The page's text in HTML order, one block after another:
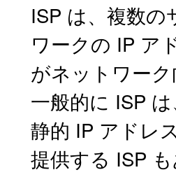
ISP は、複数
ワークの IP ア
がネットワー
一般的に ISP
静的 IP アドレ
提供する ISP も